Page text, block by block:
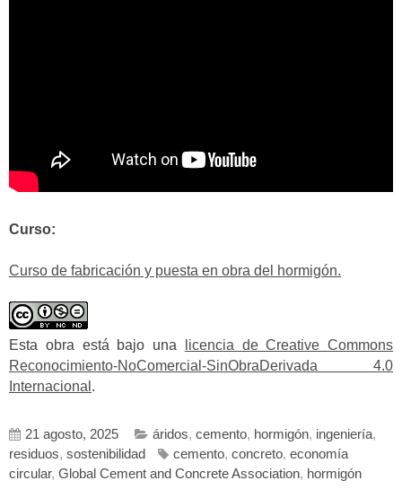
Curso:
Curso de fabricación y puesta en obra del hormigón.
Esta obra está bajo una
licencia de Creative Commons
Reconocimiento-NoComercial-SinObraDerivada 4.0
Internacional .
21 agosto, 2025 áridos, cemento, hormigón, ingeniería,
residuos, sostenibilidad cemento, concreto, economía
circular, Global Cement and Concrete Association, hormigón